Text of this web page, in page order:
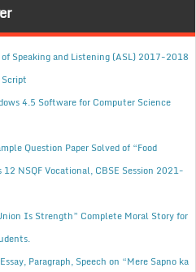
of Speaking and Listening (ASL) 2017-2018
4.5 Software for Computer Science
Question Paper Solved of “Food
NSQF Vocational, CBSE Session 2021-
Is Strength” Complete Moral Story for
Paragraph, Speech on “Mere Sapno ka